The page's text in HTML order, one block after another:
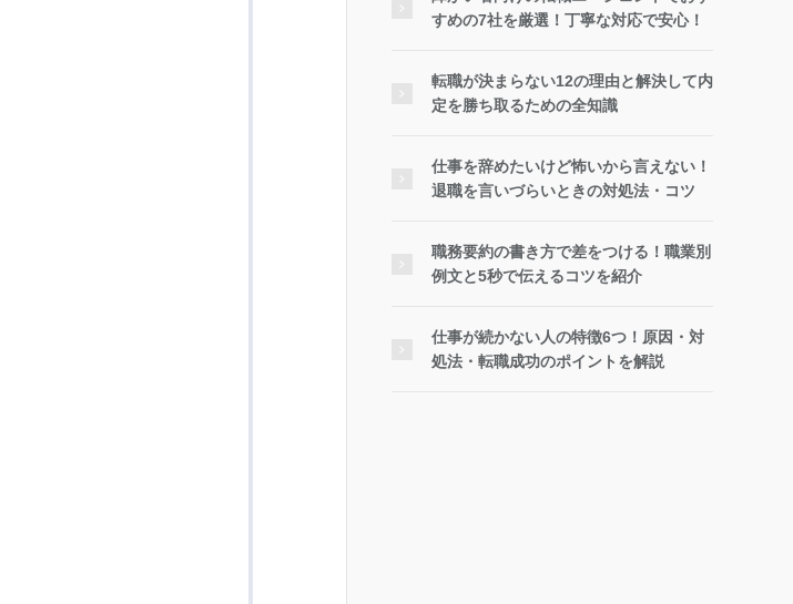
すめの7社を厳選！丁寧な対応で安心！
転職が決まらない12の理由と解決して内
定を勝ち取るための全知識
仕事を辞めたいけど怖いから言えない！
退職を言いづらいときの対処法・コツ
職務要約の書き方で差をつける！職業別
例文と5秒で伝えるコツを紹介
仕事が続かない人の特徴6つ！原因・対
処法・転職成功のポイントを解説